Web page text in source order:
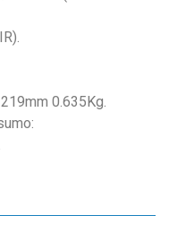
0.635Kg.